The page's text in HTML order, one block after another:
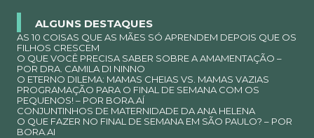
ALGUNS DESTAQUES
AS 10 COISAS QUE AS MÃES SÓ APRENDEM DEPOIS QUE OS
FILHOS CRESCEM
O QUE VOCÊ PRECISA SABER SOBRE A AMAMENTAÇÃO –
POR DRA. CAMILA DI NINNO
O ETERNO DILEMA: MAMAS CHEIAS VS. MAMAS VAZIAS
PROGRAMAÇÃO PARA O FINAL DE SEMANA COM OS
PEQUENOS! – POR BORA.AÍ
CONJUNTINHOS DE MATERNIDADE DA ANA HELENA
O QUE FAZER NO FINAL DE SEMANA EM SÃO PAULO? – POR
BORA.AI